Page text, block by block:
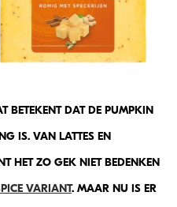
BETEKENT DAT DE PUMPKIN
IS. VAN LATTES EN
HET ZO GEK NIET BEDENKEN
VARIANT. MAAR NU IS ER